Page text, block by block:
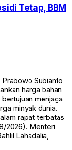
Tetap, BBM
Subianto
harga bahan
menjaga
minyak dunia.
rapat terbatas
2026). Menteri
Lahadalia,